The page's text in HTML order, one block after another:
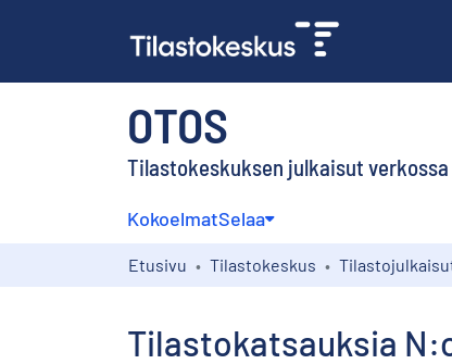
OTOS
Tilastokeskuksen julkaisut verkossa
KokoelmatSelaa
Etusivu Tilastokeskus
Tilastokatsauksia